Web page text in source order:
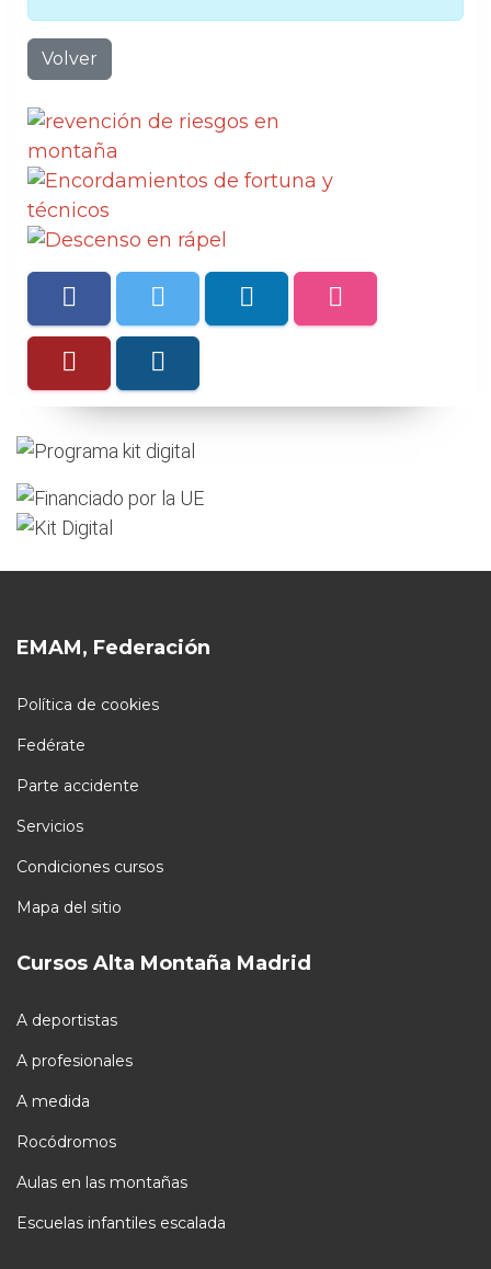
Volver
EMAM, Federación
Política de cookies
Fedérate
Parte accidente
Servicios
Condiciones cursos
Mapa del sitio
Cursos Alta Montaña Madrid
A deportistas
A profesionales
A medida
Rocódromos
Aulas en las montañas
Escuelas infantiles escalada